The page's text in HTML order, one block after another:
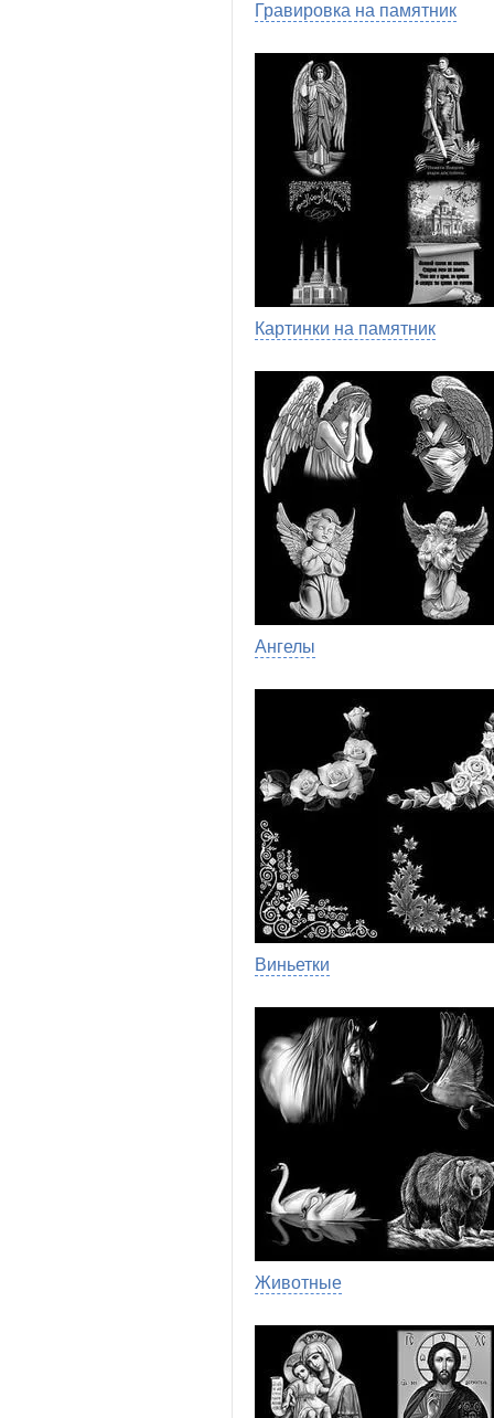
Гравировка на памятник
Картинки на памятник
Ангелы
Виньетки
Животные